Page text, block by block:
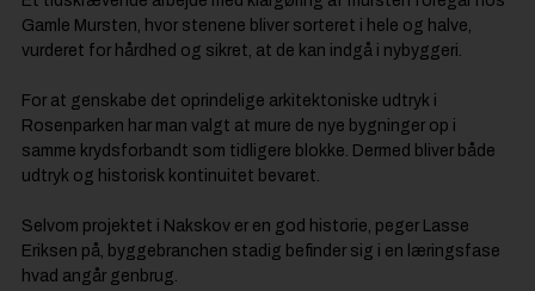
Gamle Mursten, hvor stenene bliver sorteret i hele og halve,
vurderet for hårdhed og sikret, at de kan indgå i nybyggeri.
For at genskabe det oprindelige arkitektoniske udtryk i
Rosenparken har man valgt at mure de nye bygninger op i
samme krydsforbandt som tidligere blokke. Dermed bliver både
udtryk og historisk kontinuitet bevaret.
Selvom projektet i Nakskov er en god historie, peger Lasse
Eriksen på, byggebranchen stadig befinder sig i en læringsfase
hvad angår genbrug.